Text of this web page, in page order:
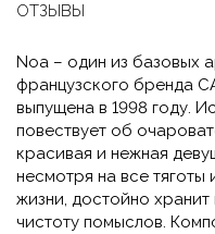
ОТЗЫВЫ
Noa – один из базовых
французского бренда
выпущена в 1998 году.
повествует об
красивая и нежная
несмотря на все
жизни, достойно
чистоту помыслов.